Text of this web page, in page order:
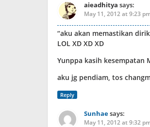
aieadhitya says:
May 11, 2012 at 9:23
“aku akan memastikan
LOL XD XD XD
Yunppa kasih kesempatan
aku jg pendiam, tos
Reply
Sunhaesays:
May 11, 2012 at 9:32